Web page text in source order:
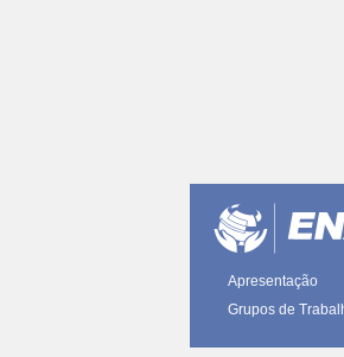
Apresentação
Grupos de